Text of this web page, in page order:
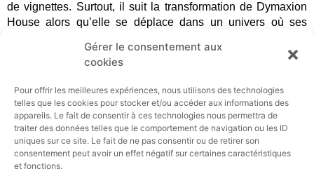
Gérer le consentement aux
cookies
Pour offrir les meilleures expériences, nous utilisons des technologies
telles que les cookies pour stocker et/ou accéder aux informations des
appareils. Le fait de consentir à ces technologies nous permettra de
traiter des données telles que le comportement de navigation ou les ID
uniques sur ce site. Le fait de ne pas consentir ou de retirer son
consentement peut avoir un effet négatif sur certaines caractéristiques
et fonctions.
de vignettes. Surtout, il suit la transformation de Dymaxion
House alors qu’elle se déplace dans un univers où ses
vêtements et des meubles. Ce voyage évoque d’autres
habitations emblématiques du XXe siècle. Et ainsi retrace
l’influence exercée par les prototypes Dymaxion.
———————————————
Buckminster Fuller’s 1929-46 Dymaxion House initiated a
series of dwellings prototypes that radically chalenged
housing norms, plunging the very nature of domestic space